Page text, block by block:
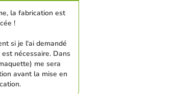
la fabrication est
!
si je l'ai demandé
nécessaire. Dans
me sera
avant la mise en